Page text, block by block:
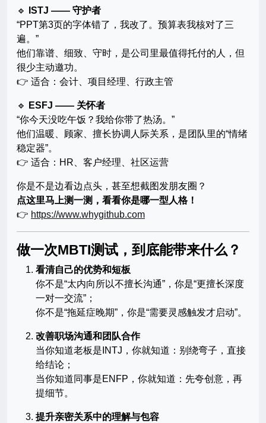
🔹
ISTJ —— 守护者
“PPT第3页的字体错了，我改了。预算表我核对了三
遍。”
他们靠谱、细致、守时，是公司里最值得托付的人，但
很少主动邀功。
👉 适合：会计、项目经理、行政主管
🔹
ESFJ —— 关怀者
“你今天没吃午饭？我给你带了热汤。”
他们温暖、顾家、擅长协调人际关系，是团队里的“情绪
稳定器”。
👉 适合：HR、客户经理、社区运营
你是不是边看边点头，甚至想截图发朋友圈？
点这里马上测一测，看看你是哪一型人格！
👉 https://www.whygithub.com
做一次MBTI测试，到底能带来什么？
看清自己的优势和短板
你不是“太内向所以不擅长沟通”，你是“更擅长深度
一对一交流”；
你不是“拖延症晚期”，你是“需要灵感触发才启动”。
改善职场沟通和团队合作
当你知道老板是INTJ，你就知道：别绕弯子，直接
给结论；
当你知道同事是ENFP，你就知道：先夸创意，再
提细节。
提升亲密关系中的理解与包容